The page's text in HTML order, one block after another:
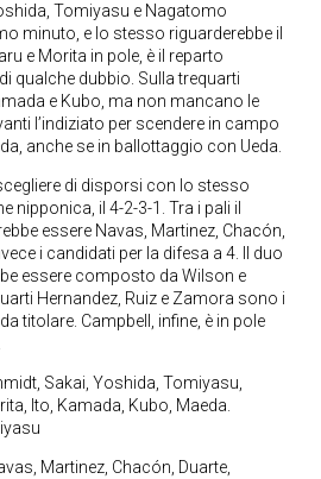
Tomiyasu e Nagatomo
minuto, e lo stesso riguarderebbe il
e Morita in pole, è il reparto
qualche dubbio. Sulla trequarti
e Kubo, ma non mancano le
l’indiziato per scendere in campo
anche se in ballottaggio con Ueda.
di disporsi con lo stesso
nipponica, il 4-2-3-1. Tra i pali il
essere Navas, Martinez, Chacón,
i candidati per la difesa a 4. Il duo
essere composto da Wilson e
Hernandez, Ruiz e Zamora sono i
titolare. Campbell, infine, è in pole
Sakai, Yoshida, Tomiyasu,
Ito, Kamada, Kubo, Maeda.
Martinez, Chacón, Duarte,